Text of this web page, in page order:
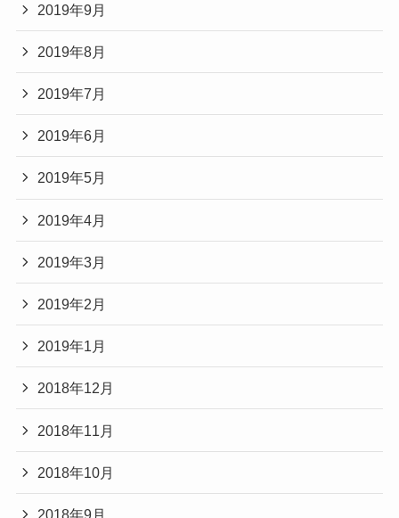
2019年9月
2019年8月
2019年7月
2019年6月
2019年5月
2019年4月
2019年3月
2019年2月
2019年1月
2018年12月
2018年11月
2018年10月
2018年9月